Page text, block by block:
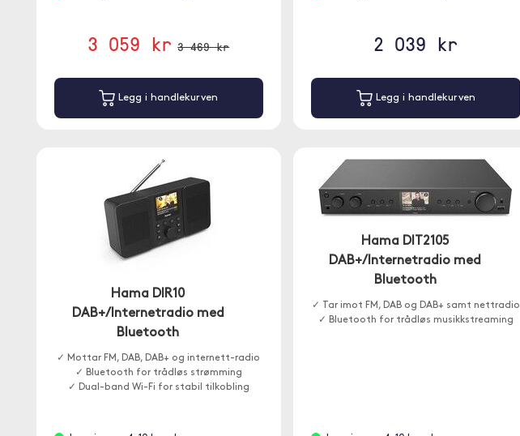
3 059 kr 3 469 kr
Legg i handlekurven
2 039 kr
Legg i handlekurven
Hama DIR10
DAB+/Internetradio med
Bluetooth
✓ Mottar FM, DAB, DAB+ og internett-radio
✓ Bluetooth for trådløs strømming
✓ Dual-band Wi-Fi for stabil tilkobling
Hama DIT2105
DAB+/Internetradio med
Bluetooth
✓ Tar imot FM, DAB og DAB+ samt nettradio
✓ Bluetooth for trådløs musikkstreaming